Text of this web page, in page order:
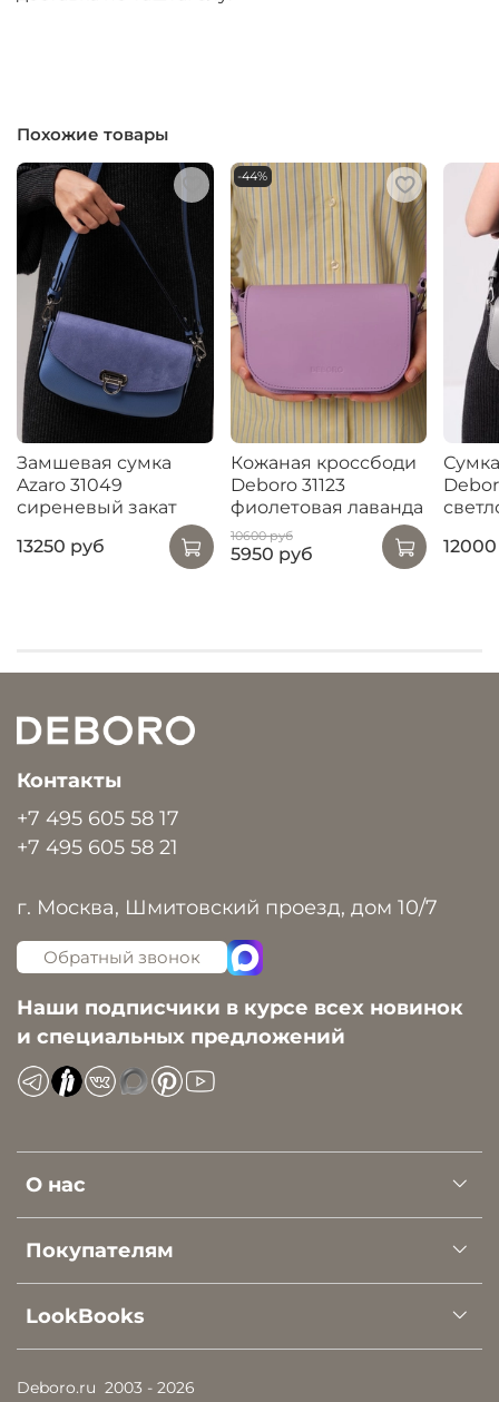
Похожие товары
Замшевая сумка
Azaro 31049
сиреневый закат
13250 руб
-44%
Кожаная кроссбоди
Deboro 31123
фиолетовая лаванда
10600 руб
5950 руб
О нас
Покупателям
LookBooks
Контакты
+7 495 605 58 17
+7 495 605 58 21
г. Москва, Шмитовский проезд, дом 10/7
Обратный звонок
Наши подписчики в курсе всех новинок
и специальных предложений
Deboro.ru 2003 - 2026